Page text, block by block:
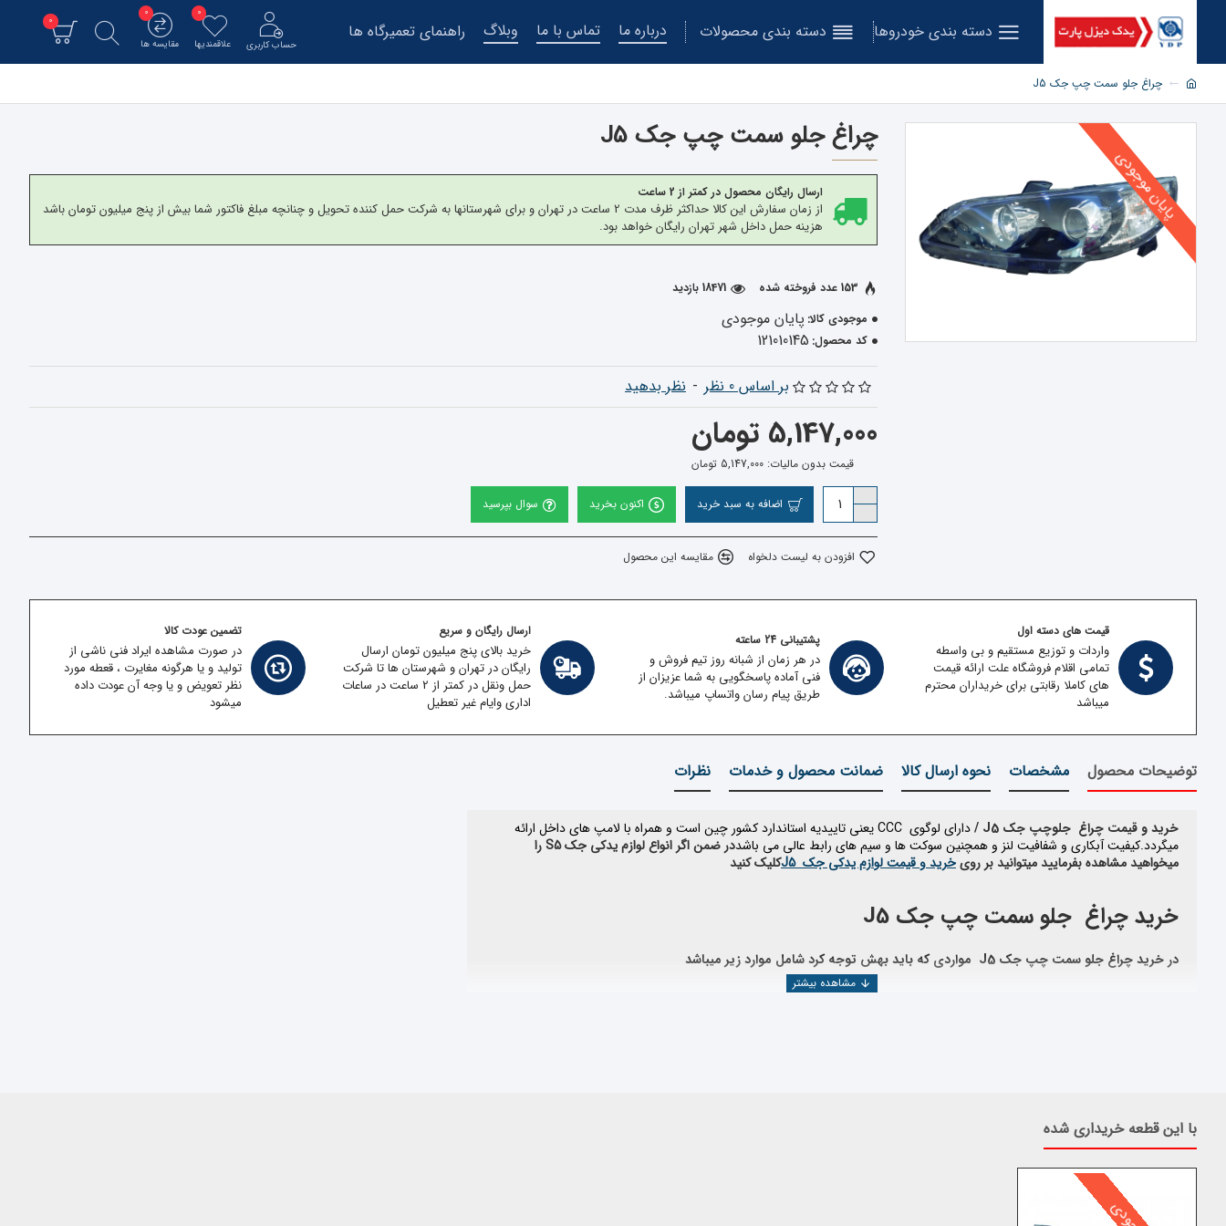
دسته بندی خودروها دسته بندی محصولات درباره ما تماس با ما وبلاگ راهنمای تعمیرگاه ها
حساب کاربری علاقمندیها
0
مقایسه ها
0
0
چراغ جلو سمت چپ جک J5
پایان موجودی
چراغ جلو سمت چپ جک J5
ارسال رایگان محصول در کمتر از 2 ساعت
از زمان سفارش این کالا حداکثر ظرف مدت 2 ساعت در تهران و برای شهرستانها به شرکت حمل کننده تحویل و چنانچه مبلغ فاکتور شما بیش از پنج میلیون تومان باشد
هزینه حمل داخل شهر تهران رایگان خواهد بود.
موجودی کالا: پایان موجودی
کد محصول: 121010145
153 عدد فروخته شده 18471 بازدید
بر اساس 0 نظر - نظر بدهید
5,147,000 تومان
قیمت بدون مالیات: 5,147,000 تومان
اضافه به سبد خرید اکنون بخرید سوال بپرسید
افزودن به لیست دلخواه مقایسه این محصول
قیمت های دسته اول
واردات و توزیع مستقیم و بی واسطه
تمامی اقلام فروشگاه علت ارائه قیمت
های کاملا رقابتی برای خریداران محترم
میباشد
پشتیبانی 24 ساعته
در هر زمان از شبانه روز تیم فروش و
فنی آماده پاسخگویی به شما عزیزان از
طریق پیام رسان واتساپ میباشد.
ارسال رایگان و سریع
خرید بالای پنج میلیون تومان ارسال
رایگان در تهران و شهرستان ها تا شرکت
حمل ونقل در کمتر از 2 ساعت در ساعات
اداری وایام غیر تعطیل
تضمین عودت کالا
در صورت مشاهده ایراد فنی ناشی از
تولید و یا هرگونه مغایرت ، قعطه مورد
نظر تعویض و یا وجه آن عودت داده
میشود
توضیحات محصول مشخصات نحوه ارسال کالا ضمانت محصول و خدمات نظرات
خرید و قیمت چراغ جلوچپ جک J5 / دارای لوگوی CCCیعنی تاییدیه استاندارد کشور چین است و همراه با لامپ های داخل ارائه
میگردد.کیفیت آبکاری و شفافیت لنز و همچنین سوکت ها و سیم های رابط عالی می باشددر ضمن اگر انواع لوازم یدکی جکS5را
میخواهید مشاهده بفرمایید میتوانید بر رویخرید و قیمت لوازم یدکی جکJ5کلیک کنید
خرید چراغ جلو سمت چپ جک J5
در خرید چراغ جلو سمت چپ جک مواردی که باید بهش توجه کرد شامل موارد زیر میباشد
همچنین جهت بررسی و خرید دیگر
مورد نظر را پیدا کنید.
المللی تهیه و عرضه می نماید
با این قطعه خریداری شده